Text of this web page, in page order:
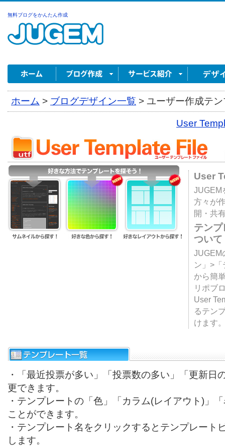
無料ブログをかんたん作成
ホーム > ブログデザイン一覧 > ユーザー作成テ
User
User
JUGEM
方々が
開・共
テン
ついて
JUGEM
ン」>
から簡
リポブ
User
るテン
けます
・「最近投票が多い」「投票数の多い」「更新日
更できます。
・テンプレートの「色」「カラム(レイアウト)」
ことができます。
・テンプレート名をクリックするとテンプレート
します。